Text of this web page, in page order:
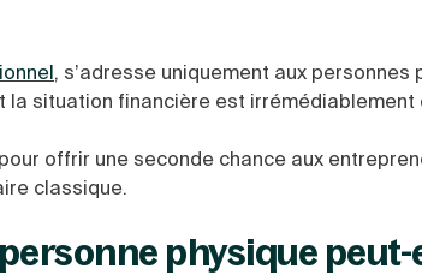
, s’adresse uniquement aux
situation financière est irrémédiablement
offrir une seconde chance aux
classique.
physique